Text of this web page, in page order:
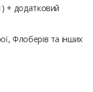
+ додатковий
Флоберів та інших